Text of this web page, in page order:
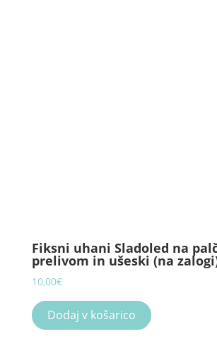
Fiksni uhani Sladoled na
prelivom in ušeski (na
10,00€
Dodaj v košarico